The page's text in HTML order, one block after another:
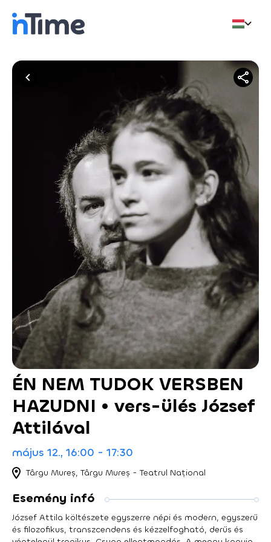
ÉN NEM TUDOK VERSBEN
HAZUDNI • vers-ülés József
Attilával
május 12., 16:00 - 17:30
Târgu Mureș, Târgu Mureș - Teatrul Național
Esemény infó
József Attila költészete egyszerre népi és modern, egyszerű
és filozofikus, transzcendens és kézzelfogható, derűs és